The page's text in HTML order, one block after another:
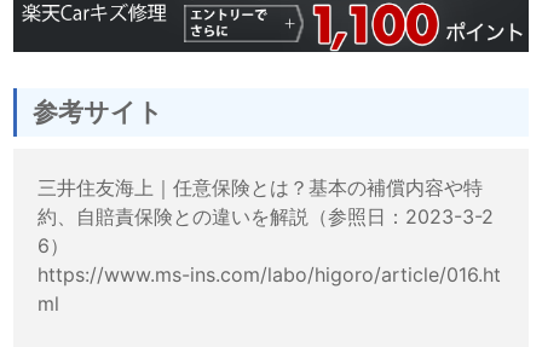
参考サイト
三井住友海上｜任意保険とは？基本の補償内容や特
約、自賠責保険との違いを解説（参照日：2023-3-2
6）
https://www.ms-ins.com/labo/higoro/article/016.ht
ml